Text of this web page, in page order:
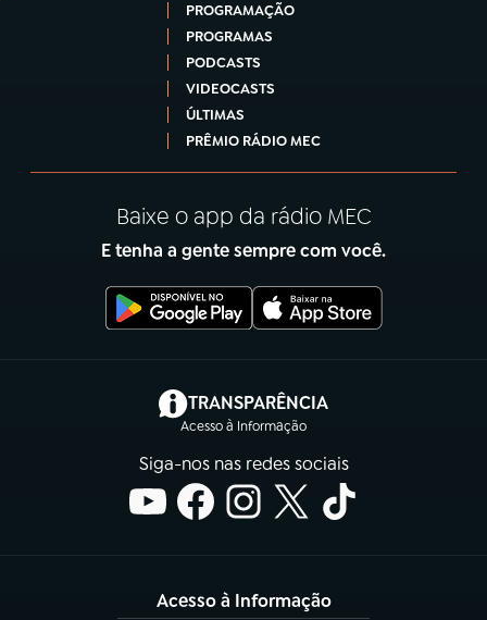
PROGRAMAÇÃO
PROGRAMAS
PODCASTS
VIDEOCASTS
ÚLTIMAS
PRÊMIO RÁDIO MEC
Baixe o app da rádio MEC
E tenha a gente sempre com você.
TRANSPARÊNCIA
Acesso à Informação
(abre em nova aba)
Siga-nos nas redes sociais
Acesso à Informação